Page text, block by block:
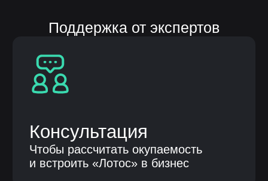
Продукты
О компании
Публикации
Контакты
Общество с ограниченной